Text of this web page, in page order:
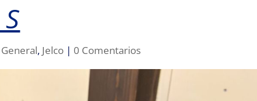
General, Jelco | 0 Comentarios